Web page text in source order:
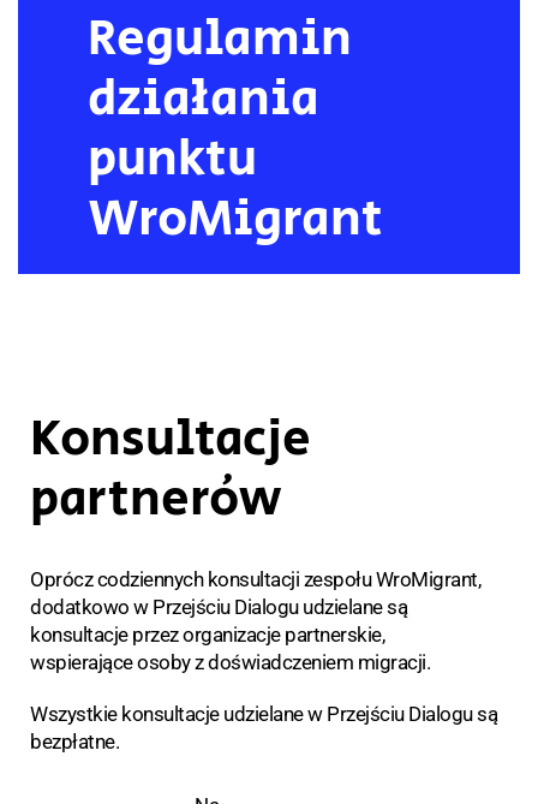
Regulamin
działania
punktu
WroMigrant
Konsultacje
partnerów
Oprócz codziennych konsultacji zespołu WroMigrant,
dodatkowo w Przejściu Dialogu udzielane są
konsultacje przez organizacje partnerskie,
wspierające osoby z doświadczeniem migracji.
Wszystkie konsultacje udzielane w Przejściu Dialogu są
bezpłatne.